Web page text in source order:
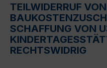
TEILWIDERRUF VON
SCHAFFUNG VON
RECHTSWIDRIG